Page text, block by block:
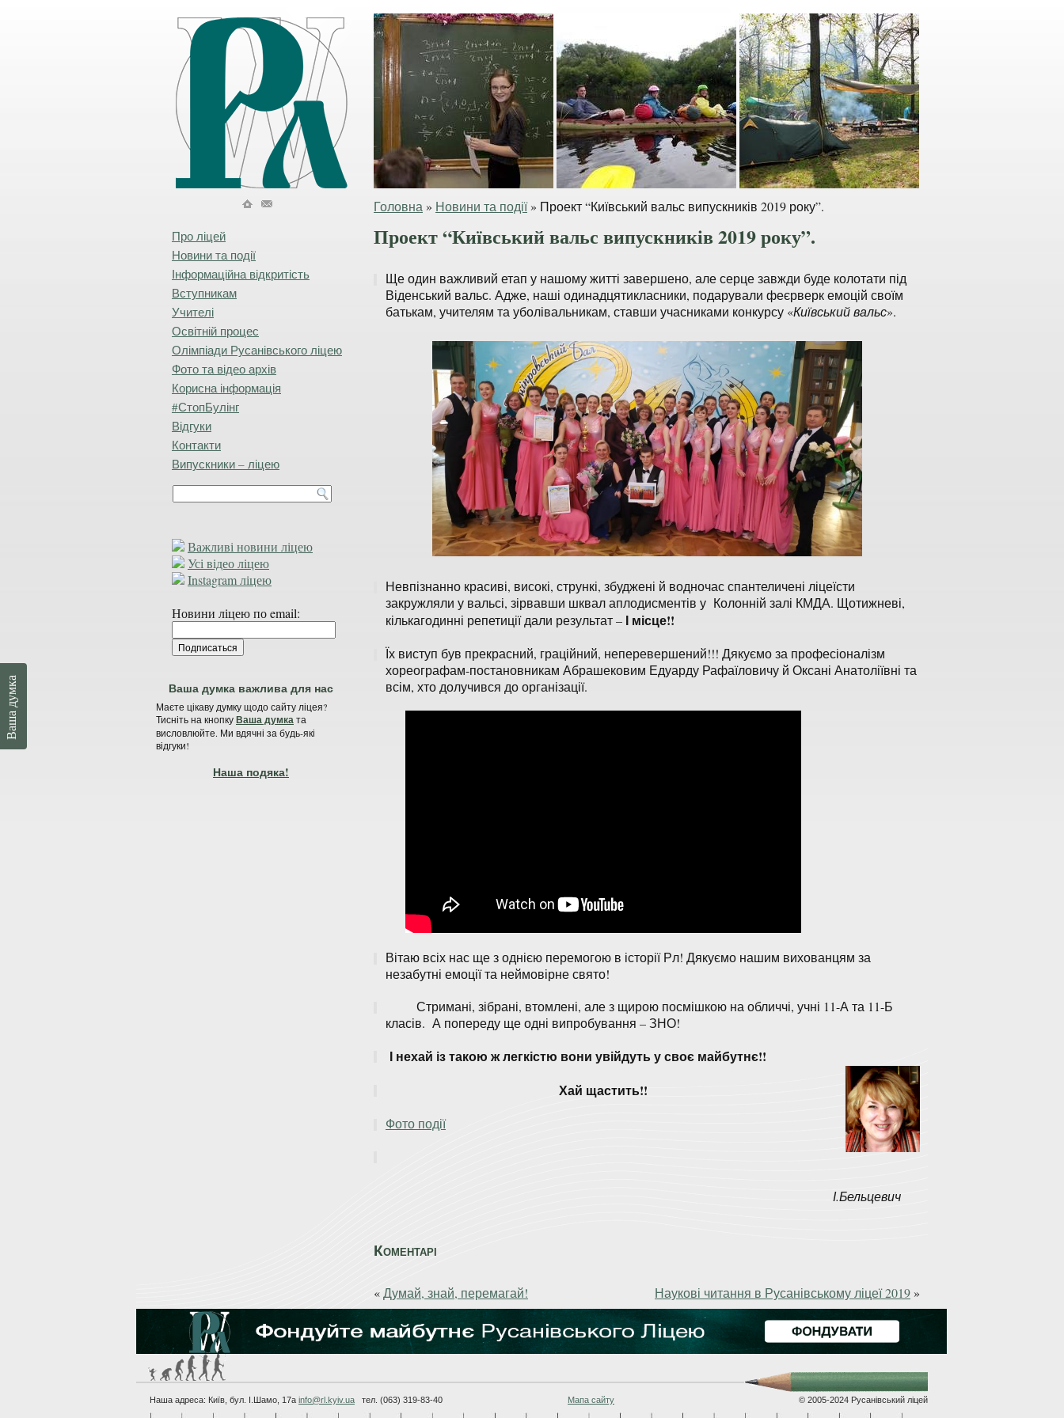
Головна » Новини та події» Проект “Київський вальс випускників 2019 року”.
Про ліцей
Новини та події
Інформаційна відкритість
Вступникам
Учителі
Освітній процес
Олімпіади Русанівського ліцею
Фото та відео архів
Корисна інформація
#СтопБулінг
Відгуки
Контакти
Випускники – ліцею
Важливі новини ліцею
Усі відео ліцею
Instagram ліцею
Новини ліцею по email:
Ваша думка важлива для нас
Маєте цікаву думку щодо сайту ліцея?
Тисніть на кнопкуВаша думката
висловлюйте. Ми вдячні за будь-які
відгуки!
Наша подяка!
Проект “Київський вальс випускників 2019 року”.
Ще один важливий етап у нашому житті завершено, але серце завжди буде колотати під
Віденський вальс. Адже, наші одинадцятикласники, подарували феєрверк емоцій своїм
батькам, учителям та уболівальникам, ставши учасниками конкурсу «Київський вальс».
Невпізнанно красиві, високі, стрункі, збуджені й водночас спантеличені ліцеїсти
закружляли у вальсі, зірвавши шквал аплодисментів у Колонній залі КМДА. Щотижневі,
кількагодинні репетиції дали результат – І місце!!
Їх виступ був прекрасний, граційний, неперевершений!!! Дякуємо за професіоналізм
хореографам-постановникам Абрашековим Едуарду Рафаїловичу й Оксані Анатоліївні та
всім, хто долучився до організації.
Вітаю всіх нас ще з однією перемогою в історії Рл! Дякуємо нашим вихованцям за
незабутні емоції та неймовірне свято!
Стримані, зібрані, втомлені, але з щирою посмішкою на обличчі, учні 11-А та 11-Б
класів. А попереду ще одні випробування – ЗНО!
І.Бельцевич
І нехай із такою ж легкістю вони увійдуть у своє майбутнє!!
Хай щастить!!
Фото події
Коментарі
«Думай, знай, перемагай! Наукові читання в Русанівському ліцеї 2019 »
Наша адреса: Київ, бул. I.Шамо, 17а info@rl.kyiv.ua тел. (063) 319-83-40 Мапа сайту © 2005-2024 Русанівський ліцей
Ваша думка